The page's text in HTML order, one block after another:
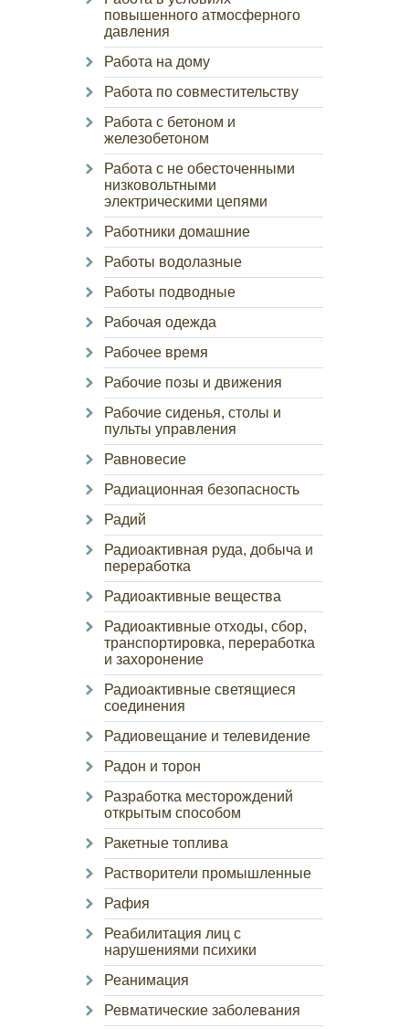
повышенного атмосферного
давления
Работа на дому
Работа по совместительству
Работа с бетоном и
железобетоном
Работа с не обесточенными
низковольтными
электрическими цепями
Работники домашние
Работы водолазные
Работы подводные
Рабочая одежда
Рабочее время
Рабочие позы и движения
Рабочие сиденья, столы и
пульты управления
Равновесие
Радиационная безопасность
Радий
Радиоактивная руда, добыча и
переработка
Радиоактивные вещества
Радиоактивные отходы, сбор,
транспортировка, переработка
и захоронение
Радиоактивные светящиеся
соединения
Радиовещание и телевидение
Радон и торон
Разработка месторождений
открытым способом
Ракетные топлива
Растворители промышленные
Рафия
Реабилитация лиц с
нарушениями психики
Реанимация
Ревматические заболевания